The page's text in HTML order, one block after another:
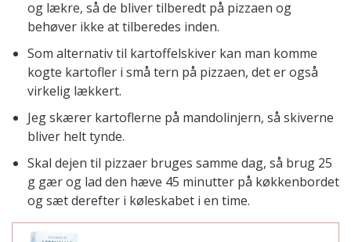
og lækre, så de bliver tilberedt på pizzaen og
behøver ikke at tilberedes inden.
Som alternativ til kartoffelskiver kan man komme
kogte kartofler i små tern på pizzaen, det er også
virkelig lækkert.
Jeg skærer kartoflerne på mandolinjern, så skiverne
bliver helt tynde.
Skal dejen til pizzaer bruges samme dag, så brug 25
g gær og lad den hæve 45 minutter på køkkenbordet
og sæt derefter i køleskabet i en time.